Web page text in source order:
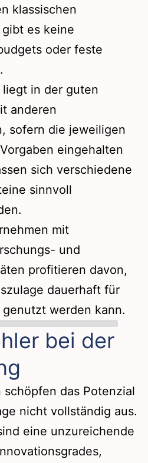
klassischen
es keine
oder feste
in der guten
anderen
sofern die jeweiligen
eingehalten
sich verschiedene
sinnvoll
mit
und
profitieren davon,
dauerhaft für
werden kann.
bei der
das Potenzial
nicht vollständig aus.
eine unzureichende